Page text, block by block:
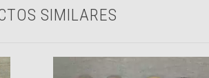
SIMILARES